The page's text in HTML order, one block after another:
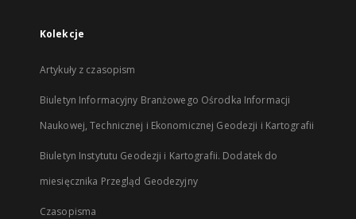
Kolekcje
Artykuły z czasopism
Biuletyn Informacyjny Branżowego Ośrodka Informacji
Naukowej, Technicznej i Ekonomicznej Geodezji i Kartografii
Biuletyn Instytutu Geodezji i Kartografii. Dodatek do
miesięcznika Przegląd Geodezyjny
Czasopisma